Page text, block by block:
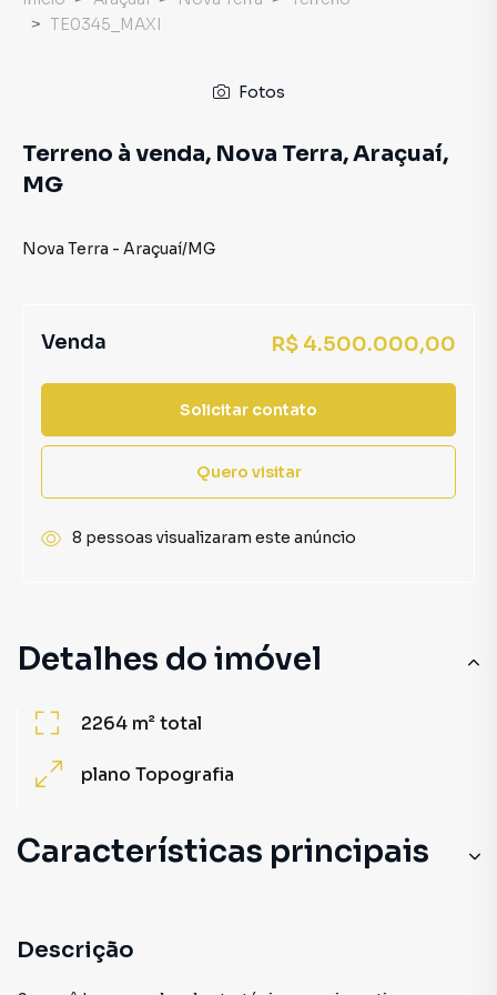
Detalhes do imóvel
2264 m²total
plano Topografia
Características principais
Descrição
TE0345_MAXI
Fotos
Terreno à venda, Nova Terra, Araçuaí,
MG
Nova Terra - Araçuaí/MG
Venda R$ 4.500.000,00
Solicitar contato
Quero visitar
8 pessoas visualizaram este anúncio